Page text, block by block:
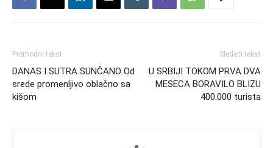
Prethodni tekst
DANAS I SUTRA SUNČANO Od
srede promenljivo oblačno sa
kišom
Sledeći tekst
U SRBIJI TOKOM PRVA DVA
MESECA BORAVILO BLIZU
400.000 turista